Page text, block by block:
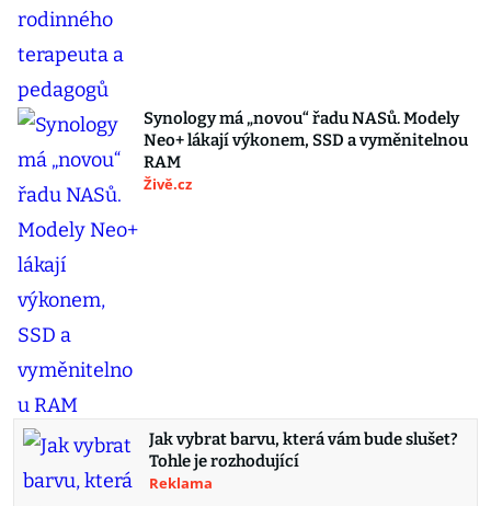
Synology má „novou“ řadu NASů. Modely
Neo+ lákají výkonem, SSD a vyměnitelnou
RAM
Živě.cz
Jak vybrat barvu, která vám bude slušet?
Tohle je rozhodující
Reklama